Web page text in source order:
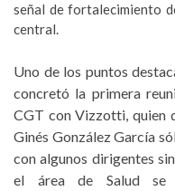
señal de fortalecimiento
central.
Uno de los puntos
concretó la primera
CGT con Vizzotti, quien
Ginés González García
con algunos dirigentes
el área de Salud